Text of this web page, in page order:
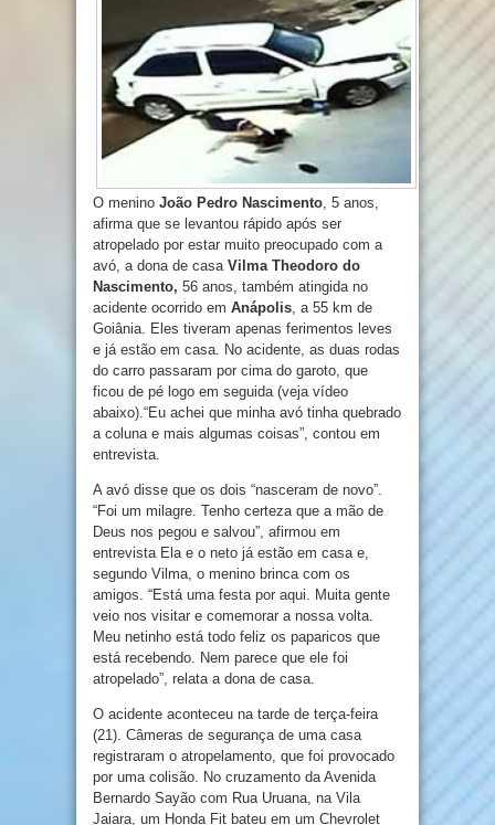
O menino João Pedro Nascimento , 5 anos,
afirma que se levantou rápido após ser
atropelado por estar muito preocupado com a
avó, a dona de casa Vilma Theodoro do
Nascimento, 56 anos, também atingida no
acidente ocorrido em Anápolis , a 55 km de
Goiânia. Eles tiveram apenas ferimentos leves
e já estão em casa. No acidente, as duas rodas
do carro passaram por cima do garoto, que
ficou de pé logo em seguida (veja vídeo
abaixo).“Eu achei que minha avó tinha quebrado
a coluna e mais algumas coisas”, contou em
entrevista.
A avó disse que os dois “nasceram de novo”.
“Foi um milagre. Tenho certeza que a mão de
Deus nos pegou e salvou”, afirmou em
entrevista Ela e o neto já estão em casa e,
segundo Vilma, o menino brinca com os
amigos. “Está uma festa por aqui. Muita gente
veio nos visitar e comemorar a nossa volta.
Meu netinho está todo feliz os paparicos que
está recebendo. Nem parece que ele foi
atropelado”, relata a dona de casa.
O acidente aconteceu na tarde de terça-feira
(21). Câmeras de segurança de uma casa
registraram o atropelamento, que foi provocado
por uma colisão. No cruzamento da Avenida
Bernardo Sayão com Rua Uruana, na Vila
Jaiara, um Honda Fit bateu em um Chevrolet